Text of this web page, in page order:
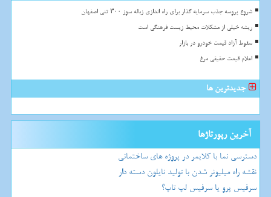
شروع پروسه جذب سرمایه گذار برای راه اندازی زباله سوز ۳۰۰ تنی اصفهان
ریشه خیلی از مشکلات محیط زیست فرهنگی است
سقوط آزاد قیمت خودرو در بازار
اعلام قیمت حقیقی مرغ
جدیدترین ها
آخرین رپورتاژها
دسترسی نما با کلایمر در پروژه های ساختمانی
نقشه راه میلیونر شدن با تولید نایلون دسته دار
سرفیس پرو یا سرفیس لپ تاپ؟